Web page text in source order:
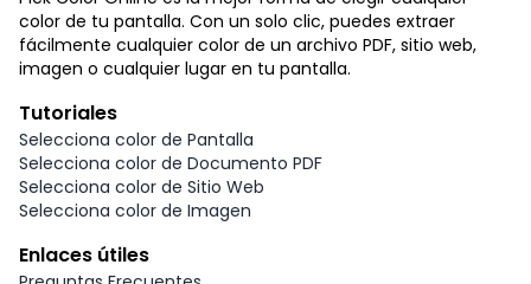
color de tu pantalla. Con un solo clic, puedes extraer
fácilmente cualquier color de un archivo PDF, sitio web,
imagen o cualquier lugar en tu pantalla.
Tutoriales
Selecciona color de Pantalla
Selecciona color de Documento PDF
Selecciona color de Sitio Web
Selecciona color de Imagen
Enlaces útiles